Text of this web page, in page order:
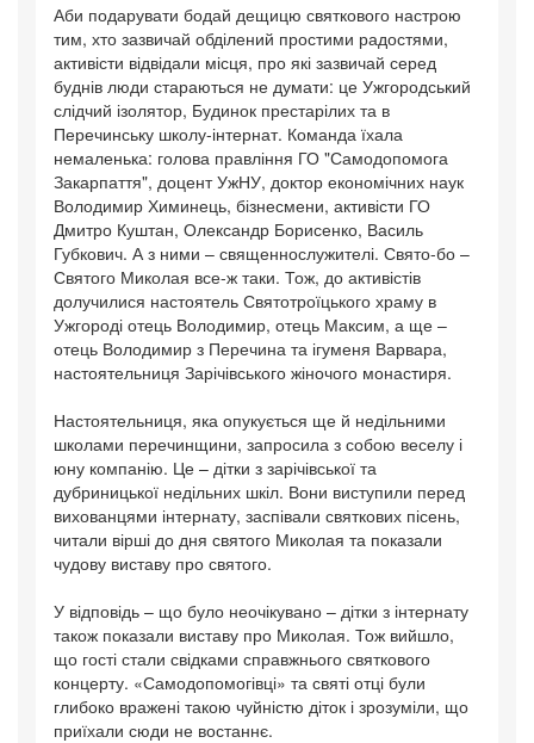
Аби подарувати бодай дещицю святкового настрою
тим, хто зазвичай обділений простими радостями,
активісти відвідали місця, про які зазвичай серед
буднів люди стараються не думати: це Ужгородський
слідчий ізолятор, Будинок престарілих та в
Перечинську школу-інтернат. Команда їхала
немаленька: голова правління ГО "Самодопомога
Закарпаття", доцент УжНУ, доктор економічних наук
Володимир Химинець, бізнесмени, активісти ГО
Дмитро Куштан, Олександр Борисенко, Василь
Губкович. А з ними – священнослужителі. Свято-бо –
Святого Миколая все-ж таки. Тож, до активістів
долучилися настоятель Святотроїцького храму в
Ужгороді отець Володимир, отець Максим, а ще –
отець Володимир з Перечина та ігуменя Варвара,
настоятельниця Зарічівського жіночого монастиря.
Настоятельниця, яка опукується ще й недільними
школами перечинщини, запросила з собою веселу і
юну компанію. Це – дітки з зарічівської та
дубриницької недільних шкіл. Вони виступили перед
вихованцями інтернату, заспівали святкових пісень,
читали вірші до дня святого Миколая та показали
чудову виставу про святого.
У відповідь – що було неочікувано – дітки з інтернату
також показали виставу про Миколая. Тож вийшло,
що гості стали свідками справжнього святкового
концерту. «Самодопомогівці» та святі отці були
глибоко вражені такою чуйністю діток і зрозуміли, що
приїхали сюди не востаннє.